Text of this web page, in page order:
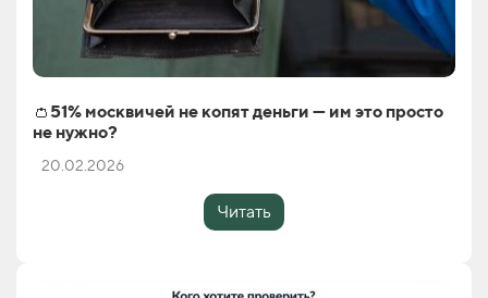
👛51% москвичей не копят деньги — им это просто
не нужно?
20.02.2026
Читать